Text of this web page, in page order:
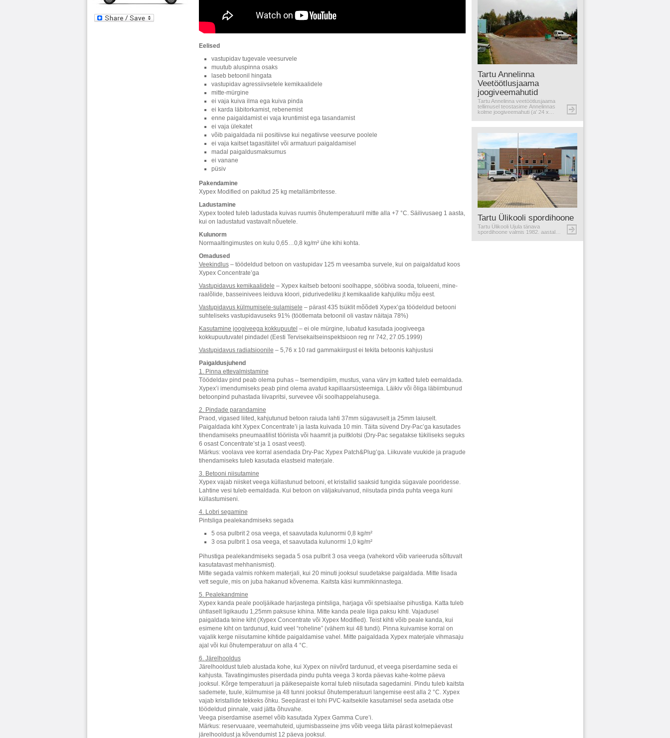
Eelised
vastupidav tugevale veesurvele
muutub aluspinna osaks
laseb betoonil hingata
vastupidav agressiivsetele kemikaalidele
mitte-mürgine
ei vaja kuiva ilma ega kuiva pinda
ei karda läbitorkamist, rebenemist
enne paigaldamist ei vaja kruntimist ega tasandamist
ei vaja ülekatet
võib paigaldada nii positiivse kui negatiivse veesurve poolele
ei vaja kaitset tagasitäitel või armatuuri paigaldamisel
madal paigaldusmaksumus
ei vanane
püsiv
Pakendamine
Xypex Modified on pakitud 25 kg metallämbritesse.
Ladustamine
Xypex tooted tuleb ladustada kuivas ruumis õhutemperatuuril mitte alla +7 °C. Säilivusaeg 1 aasta,
kui on ladustatud vastavalt nõuetele.
Kulunorm
Normaaltingimustes on kulu 0,65…0,8 kg/m² ühe kihi kohta.
Omadused
Veekindlus– töödeldud betoon on vastupidav 125 m veesamba survele, kui on paigaldatud koos
Xypex Concentrate’ga
Vastupidavus kemikaalidele – Xypex kaitseb betooni soolhappe, sööbiva sooda, tolueeni, mine-
raalõlide, basseinivees leiduva kloori, pidurivedeliku jt kemikaalide kahjuliku mõju eest.
Vastupidavus külmumisele-sulamisele – pärast 435 tsüklit mõõdeti Xypex’ga töödeldud betooni
suhteliseks vastupidavuseks 91% (töötlemata betoonil oli vastav näitaja 78%)
Kasutamine joogiveega kokkupuutel – ei ole mürgine, lubatud kasutada joogiveega
kokkupuutuvatel pindadel (Eesti Tervisekaitseinspektsioon reg nr 742, 27.05.1999)
Vastupidavus radiatsioonile – 5,76 x 10 rad gammakiirgust ei tekita betoonis kahjustusi
Paigaldusjuhend
1. Pinna ettevalmistamine
Töödeldav pind peab olema puhas – tsemendipiim, mustus, vana värv jm katted tuleb eemaldada.
Xypex’i imendumiseks peab pind olema avatud kapillaarsüsteemiga. Läikiv või õliga läbiimbunud
betoonpind puhastada liivapritsi, survevee või soolhappelahusega.
2. Pindade parandamine
Praod, vigased liited, kahjutunud betoon raiuda lahti 37mm sügavuselt ja 25mm laiuselt.
Paigaldada kiht Xypex Concentrate’i ja lasta kuivada 10 min. Täita süvend Dry-Pac’ga kasutades
tihendamiseks pneumaatilist tööriista või haamrit ja puitklotsi (Dry-Pac segatakse tükiliseks seguks
6 osast Concentrate’st ja 1 osast veest).
Märkus: voolava vee korral asendada Dry-Pac Xypex Patch&Plug’ga. Liikuvate vuukide ja pragude
tihendamiseks tuleb kasutada elastseid materjale.
3. Betooni niisutamine
Xypex vajab niisket veega küllastunud betooni, et kristallid saaksid tungida sügavale pooridesse.
Lahtine vesi tuleb eemaldada. Kui betoon on väljakuivanud, niisutada pinda puhta veega kuni
küllastumiseni.
4. Lobri segamine
Pintsliga pealekandmiseks segada
5 osa pulbrit 2 osa veega, et saavutada kulunormi 0,8 kg/m²
3 osa pulbrit 1 osa veega, et saavutada kulunormi 1,0 kg/m²
Pihustiga pealekandmiseks segada 5 osa pulbrit 3 osa veega (vahekord võib varieeruda sõltuvalt
kasutatavast mehhanismist).
Mitte segada valmis rohkem materjali, kui 20 minuti jooksul suudetakse paigaldada. Mitte lisada
vett segule, mis on juba hakanud kõvenema. Kaitsta käsi kummikinnastega.
5. Pealekandmine
Xypex kanda peale pooljäikade harjastega pintsliga, harjaga või spetsiaalse pihustiga. Katta tuleb
ühtlaselt ligikaudu 1,25mm paksuse kihina. Mitte kanda peale liiga paksu kihti. Vajadusel
paigaldada teine kiht (Xypex Concentrate või Xypex Modified). Teist kihti võib peale kanda, kui
esimene kiht on tardunud, kuid veel “roheline” (vähem kui 48 tundi). Pinna kuivamise korral on
vajalik kerge niisutamine kihtide paigaldamise vahel. Mitte paigaldada Xypex materjale vihmasaju
ajal või kui õhutemperatuur on alla 4 °C.
6. Järelhooldus
Järelhooldust tuleb alustada kohe, kui Xypex on niivõrd tardunud, et veega piserdamine seda ei
kahjusta. Tavatingimustes piserdada pindu puhta veega 3 korda päevas kahe-kolme päeva
jooksul. Kõrge temperatuuri ja päikesepaiste korral tuleb niisutada sagedamini. Pindu tuleb kaitsta
sademete, tuule, külmumise ja 48 tunni jooksul õhutemperatuuri langemise eest alla 2 °C. Xypex
vajab kristallide tekkeks õhku. Seepärast ei tohi PVC-kaitsekile kasutamisel seda asetada otse
töödeldud pinnale, vaid jätta õhuvahe.
Veega piserdamise asemel võib kasutada Xypex Gamma Cure’i.
Märkus: reservuaare, veemahuteid, ujumisbasseine jms võib veega täita pärast kolmepäevast
järelhooldust ja kõvendumist 12 päeva jooksul.
Tartu Annelinna
Veetöötlusjaama
joogiveemahutid
Tartu Annelinna veetöötlusjaama
tellimusel teostasime Annelinnas
kolme joogiveemahuti (a' 24 x…
Tartu Ülikooli spordihoone
Tartu Ülikooli Ujula tänava
spordihoone valmis 1982. aastal…